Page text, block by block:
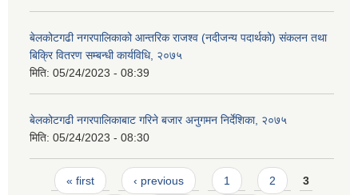
बेलकोटगढी नगरपालिकाको आन्तरिक राजश्व (नदीजन्य पदार्थको) संकलन तथा
बिक्रि वितरण सम्बन्धी कार्यविधि, २०७५
मिति: 05/24/2023 - 08:39
बेलकोटगढी नगरपालिकाबाट गरिने बजार अनुगमन निर्देशिका, २०७५
मिति: 05/24/2023 - 08:30
Pages
« first ‹ previous 1 2 3